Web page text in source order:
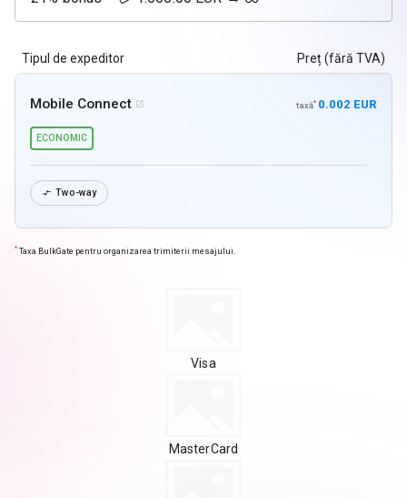
Tipul de expeditor Preț (fără TVA)
Mobile Connect  taxă* 0.002 EUR
ECONOMIC
 Two-way
* Taxa BulkGate pentru organizarea trimiterii mesajului.
Visa
MasterCard